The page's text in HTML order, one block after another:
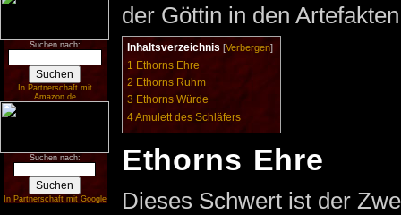
Suchen nach:
In Partnerschaft mit
Amazon.de
Suchen nach:
In Partnerschaft mit Google
der Göttin in den
Inhaltsverzeichnis [Verbergen]
1 Ethorns Ehre
2 Ethorns Ruhm
3 Ethorns Würde
4Amulett des Schläfers
Ethorns Ehre
Dieses Schwert ist der